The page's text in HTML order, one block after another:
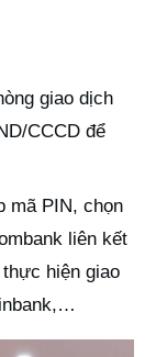
giao dịch
CCCD để
mã PIN, chọn
liên kết
hiện giao